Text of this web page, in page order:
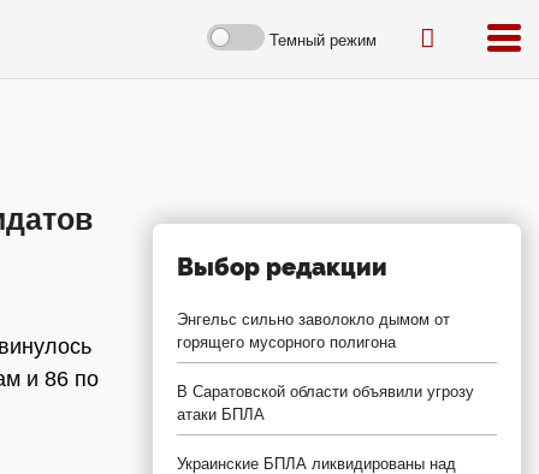
Темный режим
и 86 по
Выбор редакции
Энгельс сильно заволокло дымом от
горящего мусорного полигона
В Саратовской области объявили угрозу
атаки БПЛА
Украинские БПЛА ликвидированы над